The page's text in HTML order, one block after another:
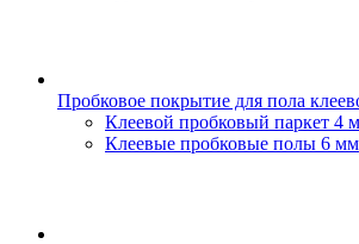
Пробковое покрытие для пола
Клеевой пробковый паркет 4
Клеевые пробковые полы 6 мм